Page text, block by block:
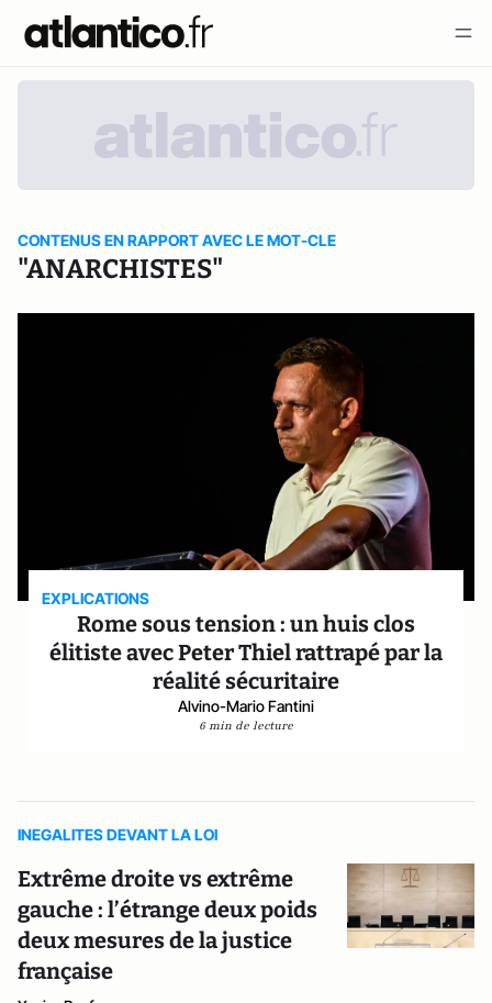
CONTENUS EN RAPPORT AVEC LE MOT-CLE
"ANARCHISTES"
EXPLICATIONS
Rome sous tension : un huis clos
élitiste avec Peter Thiel rattrapé par la
réalité sécuritaire
Alvino-Mario Fantini
6 min de lecture
INEGALITES DEVANT LA LOI
Extrême droite vs extrême
gauche : l’étrange deux poids
deux mesures de la justice
française